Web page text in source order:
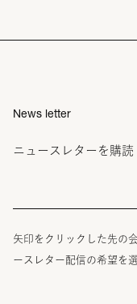
News letter
ニュースレターを購読
矢印をクリックした先の
ースレター配信の希望を